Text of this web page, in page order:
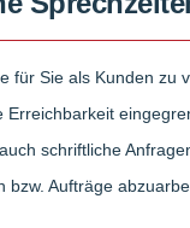
für Sie als Kunden zu
Erreichbarkeit
schriftliche
bzw. Aufträge